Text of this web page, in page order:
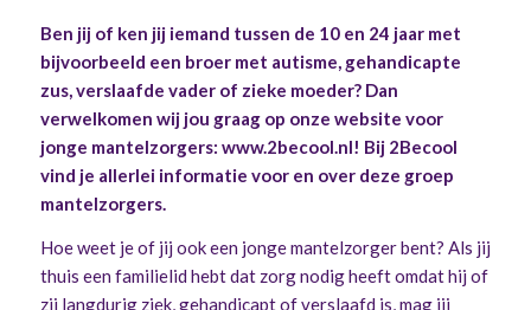
Ben jij of ken jij iemand tussen de 10 en 24 jaar met
bijvoorbeeld een broer met autisme, gehandicapte
zus, verslaafde vader of zieke moeder? Dan
verwelkomen wij jou graag op onze website voor
jonge mantelzorgers: www.2becool.nl! Bij 2Becool
vind je allerlei informatie voor en over deze groep
mantelzorgers.
Hoe weet je of jij ook een jonge mantelzorger bent? Als jij
thuis een familielid hebt dat zorg nodig heeft omdat hij of
zij langdurig ziek, gehandicapt of verslaafd is, mag jij